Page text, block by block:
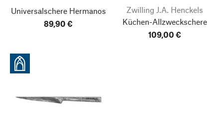
Universalschere Hermanos
89,90 €
Zwilling J.A. Henckels
Küchen-Allzweckschere
109,00 €